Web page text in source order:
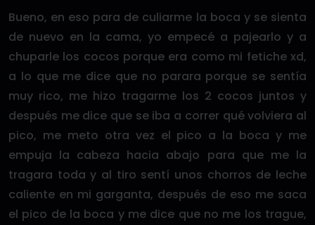
Bueno, en eso para de culiarme la boca y se sienta
de nuevo en la cama, yo empecé a pajearlo y a
chuparle los cocos porque era como mi fetiche xd,
a lo que me dice que no parara porque se sentía
muy rico, me hizo tragarme los 2 cocos juntos y
después me dice que se iba a correr qué volviera al
pico, me meto otra vez el pico a la boca y me
empuja la cabeza hacia abajo para que me la
tragara toda y al tiro sentí unos chorros de leche
caliente en mi garganta, después de eso me saca
el pico de la boca y me dice que no me los trague,